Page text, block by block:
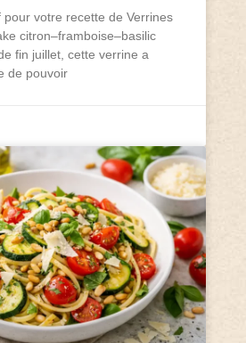
pour votre recette de Verrines
citron–framboise–basilic
fin juillet, cette verrine a
de pouvoir